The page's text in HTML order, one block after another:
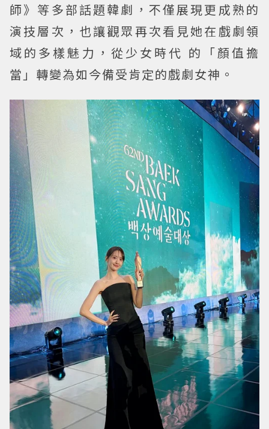
師》等多部話題韓劇，不僅展現更成熟的
演技層次，也讓觀眾再次看見她在戲劇領
域的多樣魅力，從少女時代 的「顏值擔
當」轉變為如今備受肯定的戲劇女神。